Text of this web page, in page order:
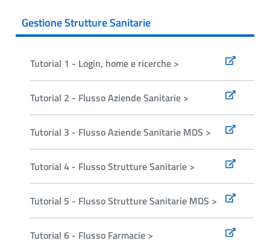
Gestione Strutture Sanitarie
Tutorial 1 - Login, home e ricerche >
Tutorial 2 - Flusso Aziende Sanitarie >
Tutorial 3 - Flusso Aziende Sanitarie MDS >
Tutorial 4 - Flusso Strutture Sanitarie >
Tutorial 5 - Flusso Strutture Sanitarie MDS >
Tutorial 6 - Flusso Farmacie >